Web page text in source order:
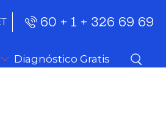
60 + 1 + 326 69 69
Diagnóstico Gratis